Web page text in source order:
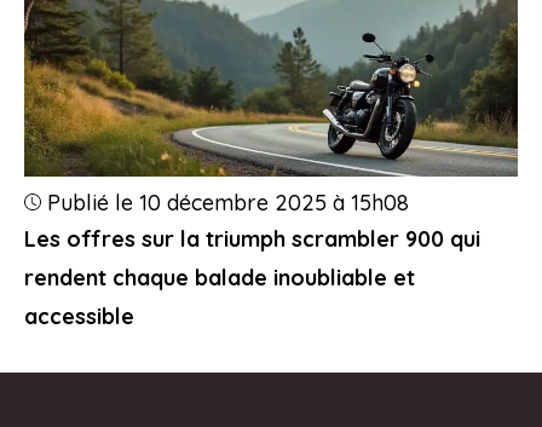
Les offres sur la triumph scrambler 900 qui
rendent chaque balade inoubliable et
accessible
Publié le 10 décembre 2025 à 15h08